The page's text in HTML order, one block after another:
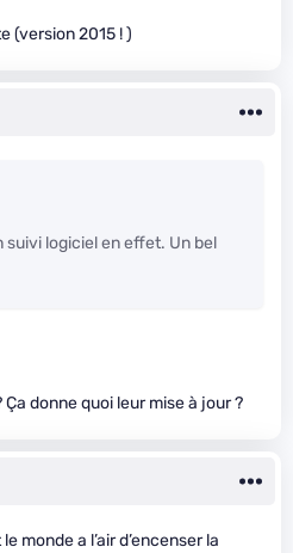
(version 2015 ! )
suivi logiciel en effet. Un bel
donne quoi leur mise à jour ?
monde a l’air d’encenser la